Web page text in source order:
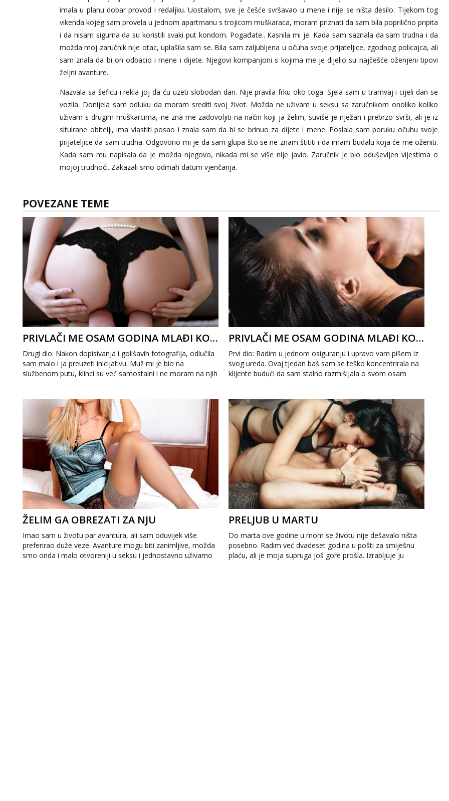
imala u planu dobar provod i redaljku. Uostalom, sve je češće svršavao u mene i nije se ništa desilo. Tijekom tog
vikenda kojeg sam provela u jednom apartmanu s trojicom muškaraca, moram priznati da sam bila poprilično pripita
i da nisam sigurna da su koristili svaki put kondom. Pogađate.. Kasnila mi je. Kada sam saznala da sam trudna i da
možda moj zaručnik nije otac, uplašila sam se. Bila sam zaljubljena u očuha svoje prijateljice, zgodnog policajca, ali
sam znala da bi on odbacio i mene i dijete. Njegovi kompanjoni s kojima me je dijelio su najčešće oženjeni tipovi
željni avanture.
Nazvala sa šeficu i rekla joj da ću uzeti slobodan dan. Nije pravila frku oko toga. Sjela sam u tramvaj i cijeli dan se
vozila. Donijela sam odluku da moram srediti svoj život. Možda ne uživam u seksu sa zaručnikom onoliko koliko
uživam s drugim muškarcima, ne zna me zadovoljiti na način koji ja želim, suviše je nježan i prebrzo svrši, ali je iz
situirane obitelji, ima vlastiti posao i znala sam da bi se brinuo za dijete i mene. Poslala sam poruku očuhu svoje
prijateljice da sam trudna. Odgovorio mi je da sam glupa što se ne znam štititi i da imam budalu koja će me oženiti.
Kada sam mu napisala da je možda njegovo, nikada mi se više nije javio. Zaručnik je bio oduševljen vijestima o
mojoj trudnoći. Zakazali smo odmah datum vjenčanja.
POVEZANE TEME
PRIVLAČI ME OSAM GODINA MLAĐI KOLEGA 2
Drugi dio: Nakon dopisivanja i golišavih fotografija, odlučila
sam malo i ja preuzeti inicijativu. Muž mi je bio na
službenom putu, klinci su već samostalni i ne moram na njih
PRIVLAČI ME OSAM GODINA MLAĐI KOLEGA 1
Prvi dio: Radim u jednom osiguranju i upravo vam pišem iz
svog ureda. Ovaj tjedan baš sam se teško koncentrirala na
klijente budući da sam stalno razmišljala o svom osam
ŽELIM GA OBREZATI ZA NJU
Imao sam u životu par avantura, ali sam oduvijek više
preferirao duže veze. Avanture mogu biti zanimljive, možda
smo onda i malo otvoreniji u seksu i jednostavno uživamo
PRELJUB U MARTU
Do marta ove godine u mom se životu nije dešavalo ništa
posebno. Radim već dvadeset godina u pošti za smiješnu
plaću, ali je moja supruga još gore prošla. Izrabljuje ju